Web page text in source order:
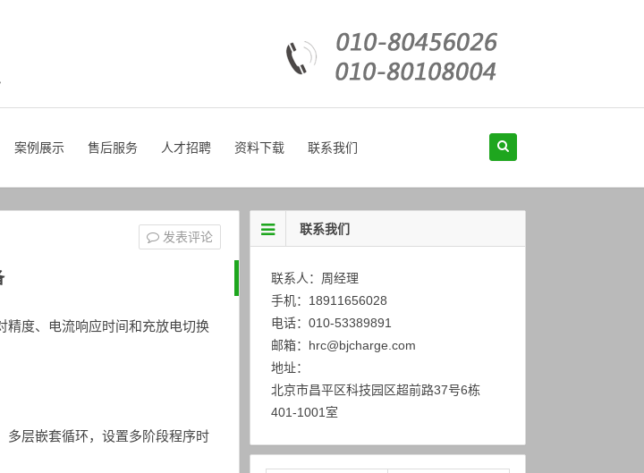
案例展示 售后服务 人才招聘 资料下载 联系我们
精度、电流响应时间和充放电切换
多层嵌套循环，设置多阶段程序时
发表评论
联系我们
联系人：周经理
手机：18911656028
电话：010-53389891
邮箱：hrc@bjcharge.com
地址：
北京市昌平区科技园区超前路37号6栋
401-1001室